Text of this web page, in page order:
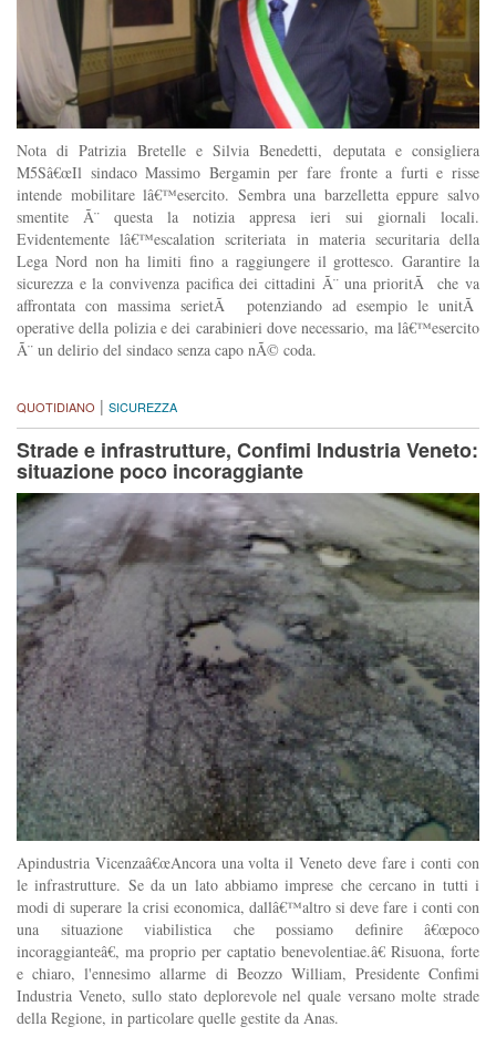
Nota di Patrizia Bretelle e Silvia Benedetti, deputata e consigliera
M5Sâ€œIl sindaco Massimo Bergamin per fare fronte a furti e risse
intende mobilitare lâ€™esercito. Sembra una barzelletta eppure salvo
smentite Ã¨ questa la notizia appresa ieri sui giornali locali.
Evidentemente lâ€™escalation scriteriata in materia securitaria della
Lega Nord non ha limiti fino a raggiungere il grottesco. Garantire la
sicurezza e la convivenza pacifica dei cittadini Ã¨ una prioritÃ che va
affrontata con massima serietÃ potenziando ad esempio le unitÃ
operative della polizia e dei carabinieri dove necessario, ma lâ€™esercito
Ã¨ un delirio del sindaco senza capo nÃ© coda.
QUOTIDIANO | SICUREZZA
Strade e infrastrutture, Confimi Industria Veneto:
situazione poco incoraggiante
Apindustria Vicenzaâ€œAncora una volta il Veneto deve fare i conti con
le infrastrutture. Se da un lato abbiamo imprese che cercano in tutti i
modi di superare la crisi economica, dallâ€™altro si deve fare i conti con
una situazione viabilistica che possiamo definire â€œpoco
incoraggianteâ€, ma proprio per captatio benevolentiae.â€ Risuona, forte
e chiaro, l'ennesimo allarme di Beozzo William, Presidente Confimi
Industria Veneto, sullo stato deplorevole nel quale versano molte strade
della Regione, in particolare quelle gestite da Anas.